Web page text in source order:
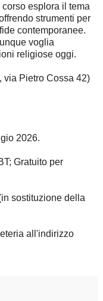
esplora il tema
strumenti per
contemporanee.
voglia
religiose oggi.
via Pietro Cossa 42)
2026.
Gratuito per
sostituzione della
all'indirizzo